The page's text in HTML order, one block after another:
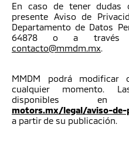
En caso de tener dudas
presente Aviso de
Departamento de Datos
64878 o a través
contacto@mmdm.mx.
MMDM podrá modificar
cualquier momento.
disponibles
motors.mx/legal/aviso-de-
a partir de su publicación.